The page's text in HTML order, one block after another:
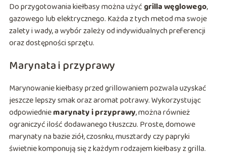
Do przygotowania kiełbasy można użyć grilla węglowego,
gazowego lub elektrycznego. Każda z tych metod ma swoje
zalety i wady, a wybór zależy od indywidualnych preferencji
oraz dostępności sprzętu.
Marynata i przyprawy
Marynowanie kiełbasy przed grillowaniem pozwala uzyskać
jeszcze lepszy smak oraz aromat potrawy. Wykorzystując
odpowiedniemarynaty i przyprawy, można również
ograniczyć ilość dodawanego tłuszczu. Proste, domowe
marynaty na bazie ziół, czosnku, musztardy czy papryki
świetnie komponują się z każdym rodzajem kiełbasy z grilla.